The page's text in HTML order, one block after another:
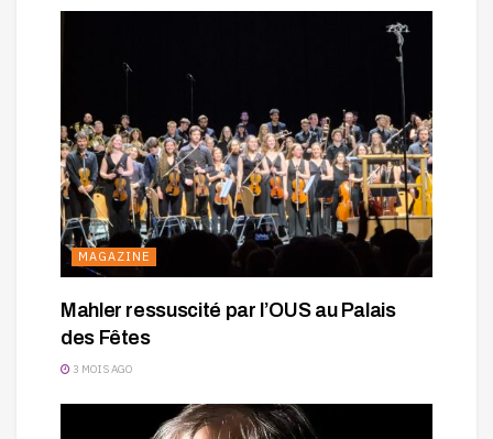
MAGAZINE
Mahler ressuscité par l’OUS au Palais
des Fêtes
3 MOIS AGO